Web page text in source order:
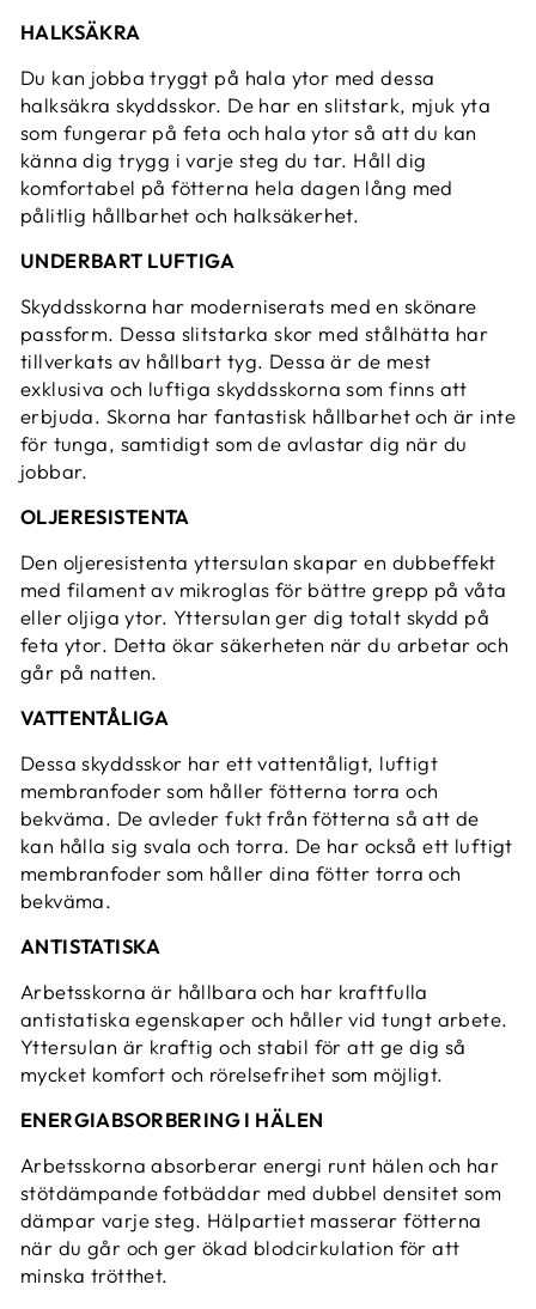
HALKSÄKRA
Du kan jobba tryggt på hala ytor med dessa
halksäkra skyddsskor. De har en slitstark, mjuk yta
som fungerar på feta och hala ytor så att du kan
känna dig trygg i varje steg du tar. Håll dig
komfortabel på fötterna hela dagen lång med
pålitlig hållbarhet och halksäkerhet.
UNDERBART LUFTIGA
Skyddsskorna har moderniserats med en skönare
passform. Dessa slitstarka skor med stålhätta har
tillverkats av hållbart tyg. Dessa är de mest
exklusiva och luftiga skyddsskorna som finns att
erbjuda. Skorna har fantastisk hållbarhet och är inte
för tunga, samtidigt som de avlastar dig när du
jobbar.
OLJERESISTENTA
Den oljeresistenta yttersulan skapar en dubbeffekt
med filament av mikroglas för bättre grepp på våta
eller oljiga ytor. Yttersulan ger dig totalt skydd på
feta ytor. Detta ökar säkerheten när du arbetar och
går på natten.
VATTENTÅLIGA
Dessa skyddsskor har ett vattentåligt, luftigt
membranfoder som håller fötterna torra och
bekväma. De avleder fukt från fötterna så att de
kan hålla sig svala och torra. De har också ett luftigt
membranfoder som håller dina fötter torra och
bekväma.
ANTISTATISKA
Arbetsskorna är hållbara och har kraftfulla
antistatiska egenskaper och håller vid tungt arbete.
Yttersulan är kraftig och stabil för att ge dig så
mycket komfort och rörelsefrihet som möjligt.
ENERGIABSORBERING I HÄLEN
Arbetsskorna absorberar energi runt hälen och har
stötdämpande fotbäddar med dubbel densitet som
dämpar varje steg. Hälpartiet masserar fötterna
när du går och ger ökad blodcirkulation för att
minska trötthet.